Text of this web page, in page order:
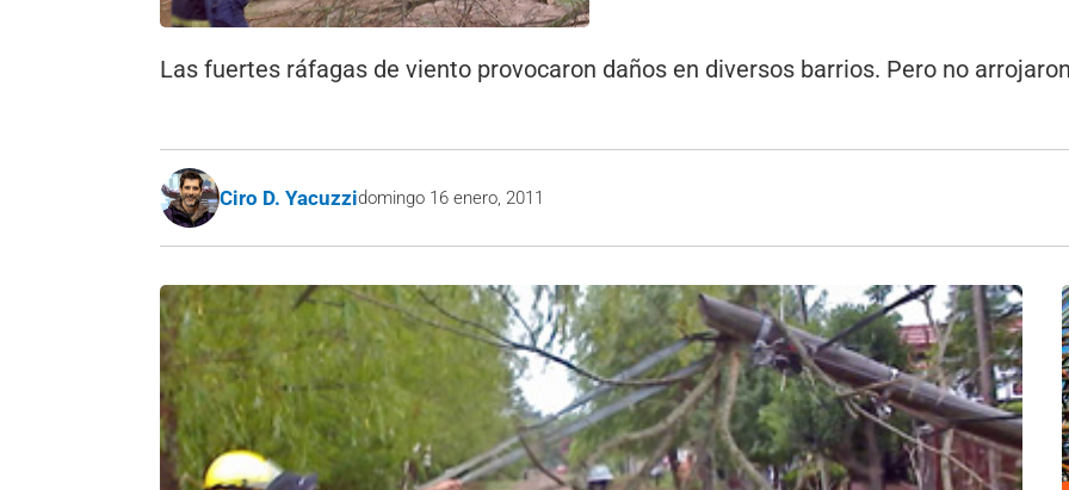
Las fuertes ráfagas de viento provocaron daños en diversos barrios. Pero no
Ciro D. Yacuzzidomingo 16 enero, 2011